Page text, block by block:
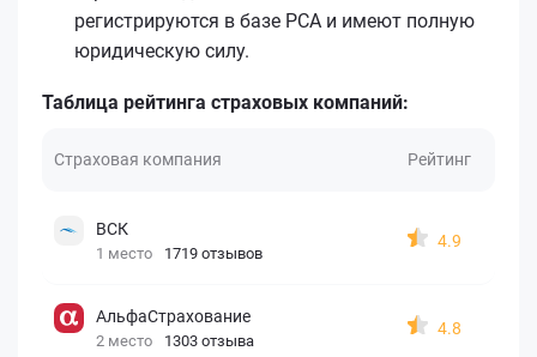
регистрируются в базе РСА и имеют полную
юридическую силу.
Таблица рейтинга страховых компаний:
Страховая компания Рейтинг
ВСК
1 место 1719 отзывов
4.9
АльфаСтрахование
2 место 1303 отзыва
4.8